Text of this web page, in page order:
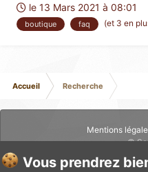
automatiquement : c'est à
méthode ci-dessous. Un fois
le 13 Mars 2021 à 08:01
boutique faq (et 3 en
Accueil Recherche
Mentions
©
Vous prendrez